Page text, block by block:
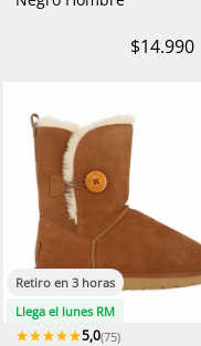
$14.990
Retiro en 3 horas
Llega el lunes RM
5,0(75)